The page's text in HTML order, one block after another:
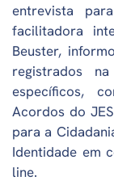
entrevista
facilitadora
Beuster,
registrados
específicos,
Acordos do
para a
Identidade em
line.